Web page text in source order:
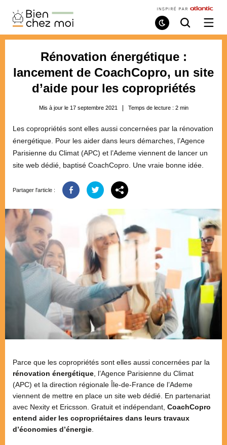
Bien
Chez
Moi
Mode
de
Recherche
/
Rénovation énergétique :
lancement de CoachCopro, un site
d’aide pour les copropriétés
Mis à jour le 17 septembre 2021 Temps de lecture : 2 min
Les copropriétés sont elles aussi concernées par la rénovation
énergétique. Pour les aider dans leurs démarches, l’Agence
Parisienne du Climat (APC) et l’Ademe viennent de lancer un
site web dédié, baptisé CoachCopro. Une vraie bonne idée.
Partager l'article :
Parce que les copropriétés sont elles aussi concernées par la
rénovation énergétique , l’Agence Parisienne du Climat
(APC) et la direction régionale Île-de-France de l’Ademe
viennent de mettre en place un site web dédié. En partenariat
avec Nexity et Ericsson. Gratuit et indépendant, CoachCopro
entend aider les copropriétaires dans leurs travaux
d’économies d’énergie